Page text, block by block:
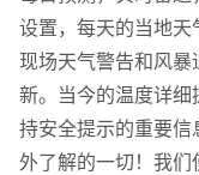
设置，每天的当地
现场天气警告和风
新。当今的温度详
持安全提示的重要
外了解的一切！我